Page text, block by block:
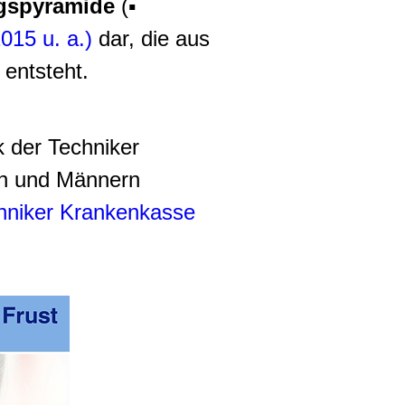
(▪
15 u. a.) dar, die aus
Techniker
und Männern
Krankenkasse